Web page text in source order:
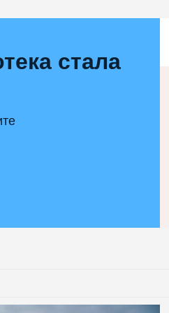
стала